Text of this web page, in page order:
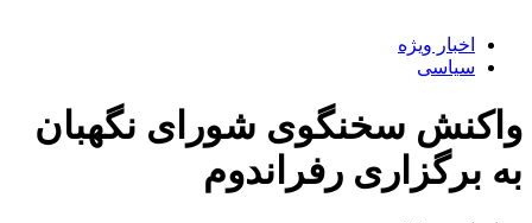
اخبار ویژه
سیاسی
واکنش سخنگوی‌ شورای نگهبان
به برگزاری رفراندوم